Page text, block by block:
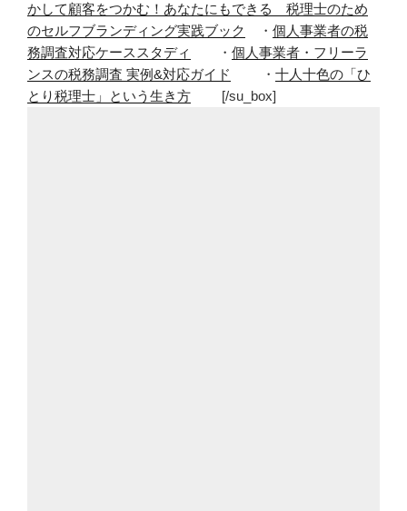
かして顧客をつかむ！あなたにもできる 税理士のため
のセルフブランディング実践ブック
・ 個人事業者の税
務調査対応ケーススタディ
・ 個人事業者・フリーラ
ンスの税務調査 実例&対応ガイド
・ 十人十色の「ひ
とり税理士」という生き方 [/su_box]